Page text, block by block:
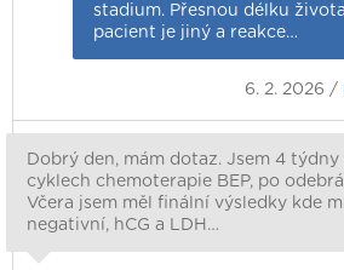
stadium. Přesnou délku
pacient je jiný a reakce…
6. 2. 2026 /
Dobrý den, mám dotaz. Jsem 4 týdny
cyklech chemoterapie BEP, po
Včera jsem měl finální výsledky kde
negativní, hCG a LDH…